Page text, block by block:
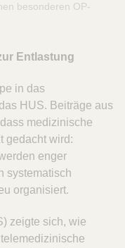
besonderen OP-
Entlastung
in das
HUS. Beiträge aus
medizinische
gedacht wird:
enger
systematisch
organisiert.
zeigte sich, wie